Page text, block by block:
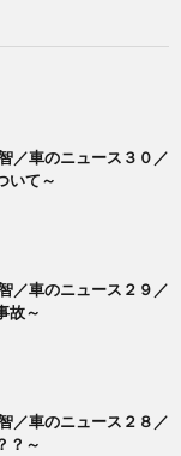
／車のニュース３０／
いて～
／車のニュース２９／
故～
／車のニュース２８／
？～